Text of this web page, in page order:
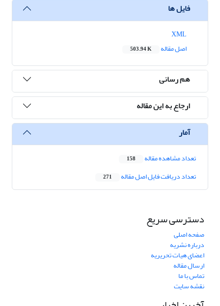
فایل ها
اصل مقاله
503.94 K
هم رسانی
ارجاع به این مقاله
آمار
تعداد مشاهده مقاله 158
تعداد دریافت فایل اصل مقاله 271
دسترسی سریع
صفحه اصلی
درباره نشریه
اعضای هیات تحریریه
ارسال مقاله
تماس با ما
نقشه سایت